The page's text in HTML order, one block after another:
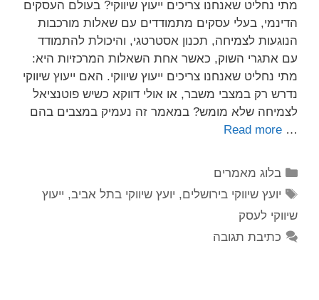
מתי נחליט שאנחנו צריכים ייעוץ שיווקי? בעולם העסקים
הדינמי, בעלי עסקים מתמודדים עם שאלות מורכבות
הנוגעות לצמיחה, תכנון אסטרטגי, והיכולת להתמודד
עם אתגרי השוק, כאשר אחת השאלות המרכזיות היא:
מתי נחליט שאנחנו צריכים ייעוץ שיווקי. האם ייעוץ שיווקי
נדרש רק במצבי משבר, או אולי דווקא כשיש פוטנציאל
לצמיחה שלא מומש? במאמר זה נעמיק במצבים בהם
…
Read more
בלוג מאמרים
יועץ שיווקי בירושלים, יועץ שיווקי בתל אביב, ייעוץ
שיווקי לעסק
כתיבת תגובה